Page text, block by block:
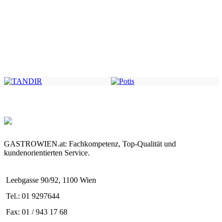
GASTROWIEN.at: Fachkompetenz, Top-Qualität und
kundenorientierten Service.
Leebgasse 90/92, 1100 Wien
Tel.: 01 9297644
Fax: 01 / 943 17 68